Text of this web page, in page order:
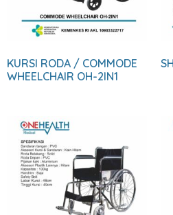
KURSI RODA / COMMODE
WHEELCHAIR OH-2IN1